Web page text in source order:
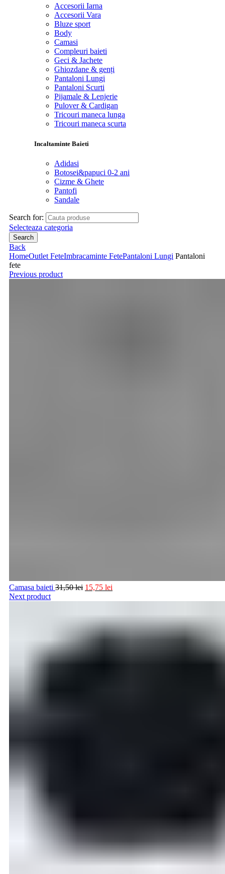
Accesorii Iarna
Accesorii Vara
Bluze sport
Body
Camasi
Compleuri baieti
Geci & Jachete
Ghiozdane & genți
Pantaloni Lungi
Pantaloni Scurti
Pijamale & Lenjerie
Pulover & Cardigan
Tricouri maneca lunga
Tricouri maneca scurta
Incaltaminte Baieti
Adidasi
Botosei&papuci 0-2 ani
Cizme & Ghete
Pantofi
Sandale
Search for:
Selecteaza categoria
Search
Back
HomeOutlet FeteImbracaminte FetePantaloni Lungi Pantaloni
fete
Previous product
Camasa baieti 31,50lei 15,75 lei
Next product